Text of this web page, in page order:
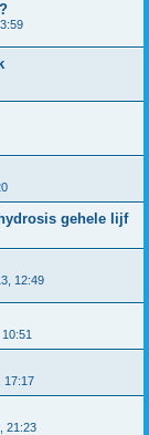
gehele lijf
12:49
17:17
21:23